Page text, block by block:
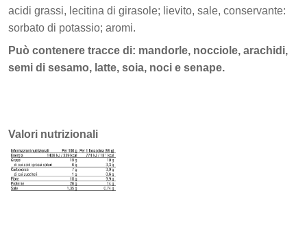
acidi grassi, lecitina di girasole; lievito, sale, conservante:
sorbato di potassio; aromi.
Può contenere tracce di: mandorle, nocciole, arachidi,
semi di sesamo, latte, soia, noci e senape.
Valori nutrizionali